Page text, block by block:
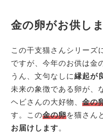
金の卵がお供しま
この干支猫さんシリーズ
ですが、今年のお供は金
うん、文句なしに縁起が
未来の象徴である卵が、
ヘビさんの大好物、金の
す。この金の卵を猫さん
お届けします。